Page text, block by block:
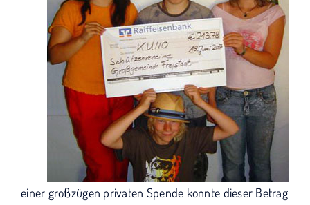
einer großzügen privaten Spende konnte dieser Betrag